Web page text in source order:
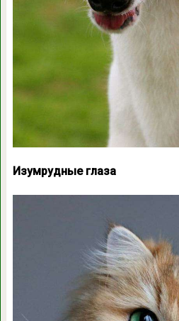
Изумрудные глаза